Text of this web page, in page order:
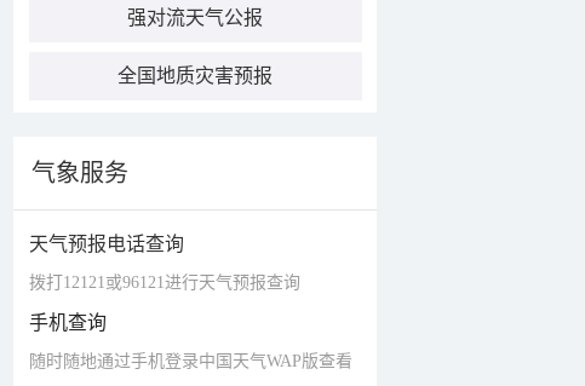
强对流天气公报
全国地质灾害预报
气象服务
天气预报电话查询
拨打12121或96121进行天气预报查询
手机查询
随时随地通过手机登录中国天气WAP版查看